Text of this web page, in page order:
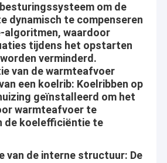
Motoren
Waterpomp
om de
dynamisch te compenseren
algoritmen, waardoor
tijdens het opstarten
verminderd.
van de warmteafvoer
een koelrib: Koelribben op
geïnstalleerd om het
warmteafvoer te
de koelefficiëntie te
van de interne structuur: De
procedures.
met eerlijkheid en verantwoordelijkheid,
het beste onze kwaliteit en dienst
de klant overschrijden.
stap voorwaarts door de continu
klanten tegen. Wij geloven elke nieuwe
energie van zich onze het Ontwikkelen.
en verbeterend